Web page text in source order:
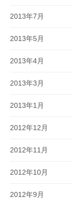
2013年7月
2013年5月
2013年4月
2013年3月
2013年1月
2012年12月
2012年11月
2012年10月
2012年9月